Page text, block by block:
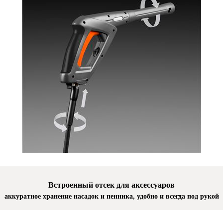
Встроенный отсек для аксессуаров
аккуратное хранение насадок и пенника, удобно и всегда под рукой